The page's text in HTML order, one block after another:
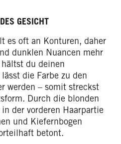
GESICHT
es oft an Konturen, daher
dunklen Nuancen mehr
du deinen
die Farbe zu den
werden – somit streckst
Durch die blonden
der vorderen Haarpartie
und Kiefernbogen
betont.